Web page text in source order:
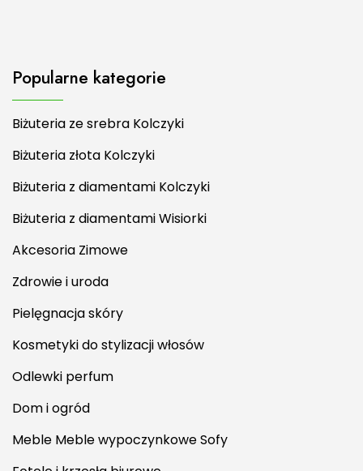
Popularne kategorie
Biżuteria ze srebra Kolczyki
Biżuteria złota Kolczyki
Biżuteria z diamentami Kolczyki
Biżuteria z diamentami Wisiorki
Akcesoria Zimowe
Zdrowie i uroda
Pielęgnacja skóry
Kosmetyki do stylizacji włosów
Odlewki perfum
Dom i ogród
Meble Meble wypoczynkowe Sofy